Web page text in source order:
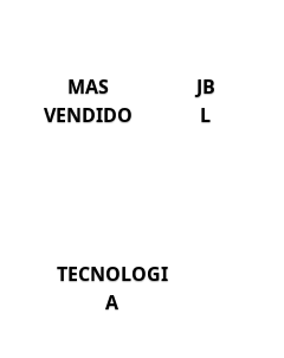
MAS
VENDIDO
JB
L
TECNOLOGI
A